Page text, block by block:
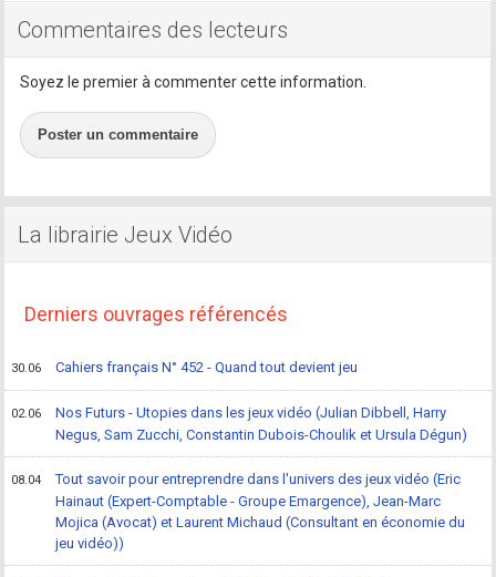
Commentaires des lecteurs
Soyez le premier à commenter cette information.
Poster un commentaire
La librairie Jeux Vidéo
Derniers ouvrages référencés
30.06 Cahiers français N° 452 - Quand tout devient jeu
02.06
Nos Futurs - Utopies dans les jeux vidéo (Julian Dibbell, Harry
Negus, Sam Zucchi, Constantin Dubois-Choulik et Ursula Dégun)
08.04
Tout savoir pour entreprendre dans l'univers des jeux vidéo (Eric
Hainaut (Expert-Comptable - Groupe Emargence), Jean-Marc
Mojica (Avocat) et Laurent Michaud (Consultant en économie du
jeu vidéo))